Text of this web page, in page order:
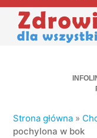
Strona główna »
pochylona w bok